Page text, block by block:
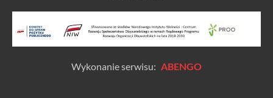
Wykonanie serwisu: ABENGO